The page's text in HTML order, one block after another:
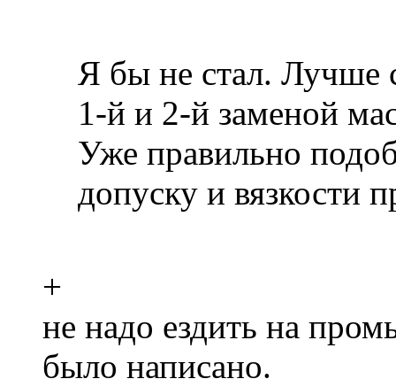
Я бы не стал. Лучше
1-й и 2-й заменой
Уже правильно
допуску и вязкости
+
не надо ездить на
было написано.